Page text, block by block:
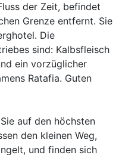
der Zeit, befindet
Grenze entfernt. Sie
Die
sind: Kalbsfleisch
ein vorzüglicher
Ratafia. Guten
auf den höchsten
den kleinen Weg,
und finden sich